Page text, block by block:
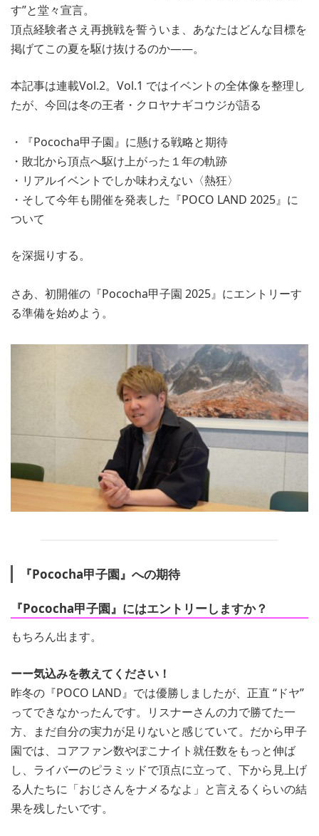
す”と堂々宣言。
頂点経験者さえ再挑戦を誓ういま、あなたはどんな目標を
掲げてこの夏を駆け抜けるのか——。
本記事は連載Vol.2。Vol.1 ではイベントの全体像を整理し
たが、今回は冬の王者・クロヤナギコウジが語る
・『Pococha甲子園』に懸ける戦略と期待
・敗北から頂点へ駆け上がった１年の軌跡
・リアルイベントでしか味わえない〈熱狂〉
・そして今年も開催を発表した『POCO LAND 2025』に
ついて
を深掘りする。
さあ、初開催の『Pococha甲子園 2025』にエントリーす
る準備を始めよう。
『Pococha甲子園』への期待
『Pococha甲子園』にはエントリーしますか？
もちろん出ます。
ーー気込みを教えてください！
昨冬の『POCO LAND』では優勝しましたが、正直 “ドヤ”
ってできなかったんです。リスナーさんの力で勝てた一
方、まだ自分の実力が足りないと感じていて。だから甲子
園では、コアファン数やぽこナイト就任数をもっと伸ば
し、ライバーのピラミッドで頂点に立って、下から見上げ
る人たちに「おじさんをナメるなよ」と言えるくらいの結
果を残したいです。